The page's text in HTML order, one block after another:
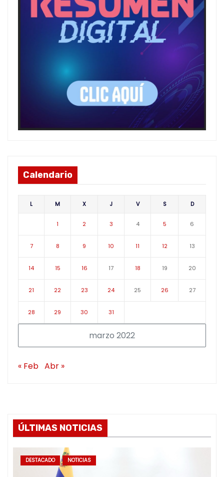
Calendario
marzo 2022
L M X J V S D
1 2 3 4 5 6
7 8 9 10 11 12 13
14 15 16 17 18 19 20
21 22 23 24 25 26 27
28 29 30 31
« Feb Abr »
ÚLTIMAS NOTICIAS
DESTACADO NOTICIAS